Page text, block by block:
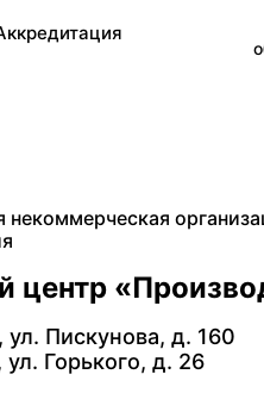
некоммерческая
центр
ул. Пискунова, д. 160
ул. Горького, д. 26